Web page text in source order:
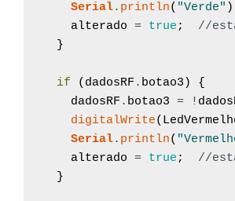
Serial. println( "Verde" )
alterado = true ;
//
}
if ( dadosRF . botao3 )
{
dadosRF . botao3 = !
digitalWrite(
Serial. println(
alterado = true ;
//
}